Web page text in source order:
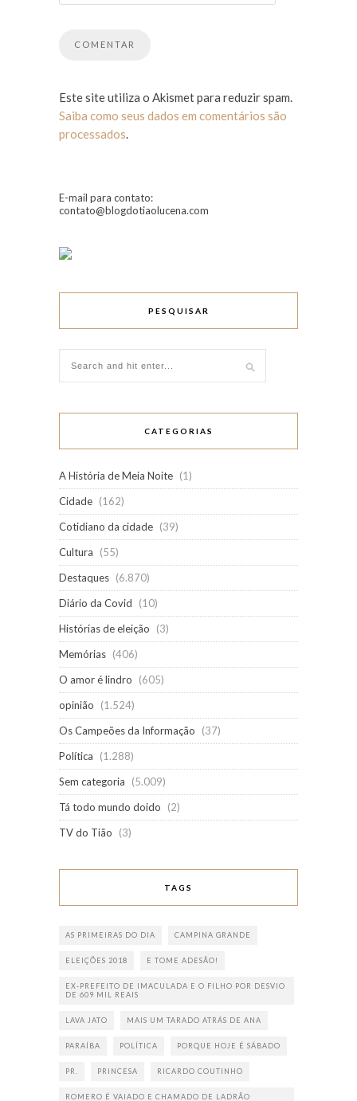
Este site utiliza o Akismet para reduzir spam.
Saiba como seus dados em comentários são
processados.
E-mail para contato:
contato@blogdotiaolucena.com
PESQUISAR
CATEGORIAS
A História de Meia Noite (1)
Cidade (162)
Cotidiano da cidade (39)
Cultura
(55)
Destaques (6.870)
Diário da Covid
(10)
Histórias de eleição
(3)
Memórias (406)
O amor é lindro
(605)
opinião
(1.524)
Os Campeões da Informação
(37)
Política
(1.288)
Sem categoria
(5.009)
Tá todo mundo doido
(2)
TV do Tião
(3)
TAGS
AS PRIMEIRAS DO DIA CAMPINA GRANDE
ELEIÇÕES 2018 E TOME ADESÃO!
EX-PREFEITO DE IMACULADA E O FILHO POR DESVIO
DE 609 MIL REAIS
LAVA JATO MAIS UM TARADO ATRÁS DE ANA
PARAÍBA POLÍTICA PORQUE HOJE É SÁBADO
PR. PRINCESA RICARDO COUTINHO
ROMERO É VAIADO E CHAMADO DE LADRÃO